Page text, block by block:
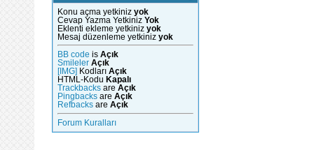
Konu açma yetkiniz yok
Cevap Yazma Yetkiniz Yok
Eklenti ekleme yetkiniz yok
Mesaj düzenleme yetkiniz yok
BB code is Açık
Smileler Açık
[IMG]
Kodları Açık
HTML-Kodu Kapalı
Trackbacks are Açık
Pingbacks are Açık
Refbacks are Açık
Forum Kuralları